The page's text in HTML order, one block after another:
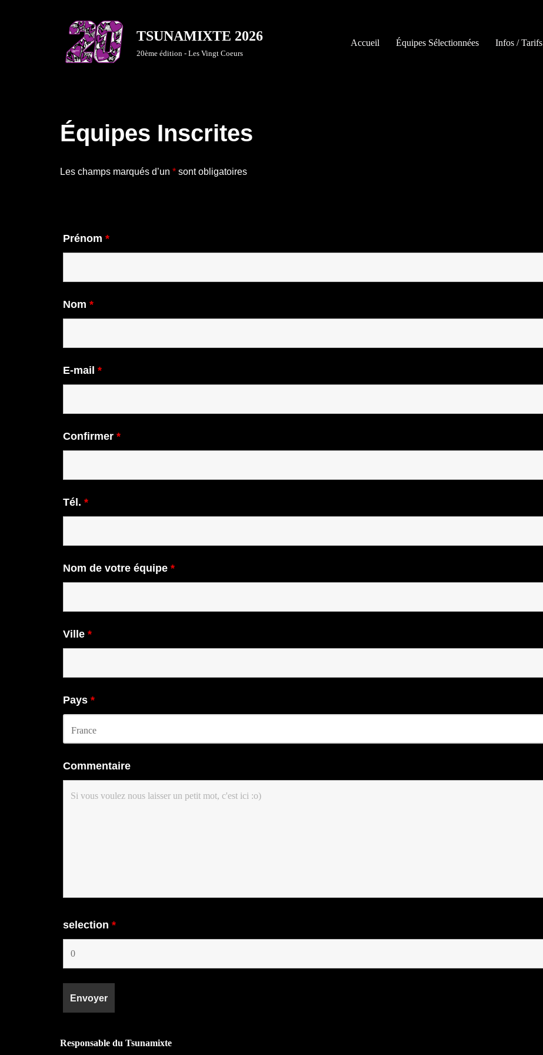
TSUNAMIXTE 2026
20ème édition - Les Vingt Coeurs
Accueil Équipes Sélectionnées Infos / Tarifs
Équipes Inscrites
Les champs marqués d’un * sont obligatoires
Prénom *
Nom *
E-mail *
Confirmer *
Tél. *
Nom de votre équipe *
Ville *
Pays *
Commentaire
selection *
Responsable du Tsunamixte